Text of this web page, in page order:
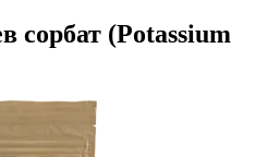
сорбат (Potassium